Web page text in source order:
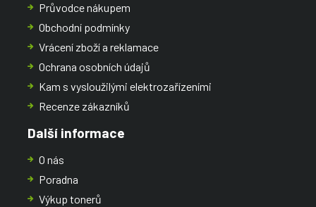
Průvodce nákupem
Obchodní podmínky
Vrácení zboží a reklamace
Ochrana osobních údajů
Kam s vysloužilými elektrozařízeními
Recenze zákazníků
Další informace
O nás
Poradna
Výkup tonerů